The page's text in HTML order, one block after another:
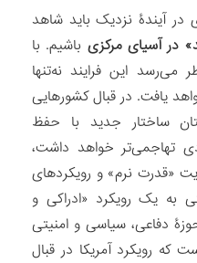
آیندۀ نزدیک باید شاهد
در آسیای مرکزی باشیم. با
می‌رسد این فرایند نه‌تنها
یافت. در قبال کشورهایی
ساختار جدید با حفظ
تهاجمی‌تر خواهد داشت،
«قدرت نرم» و رویکردهای
به یک رویکرد «ادراکی و
دفاعی، سیاسی و امنیتی
که رویکرد آمریکا در قبال